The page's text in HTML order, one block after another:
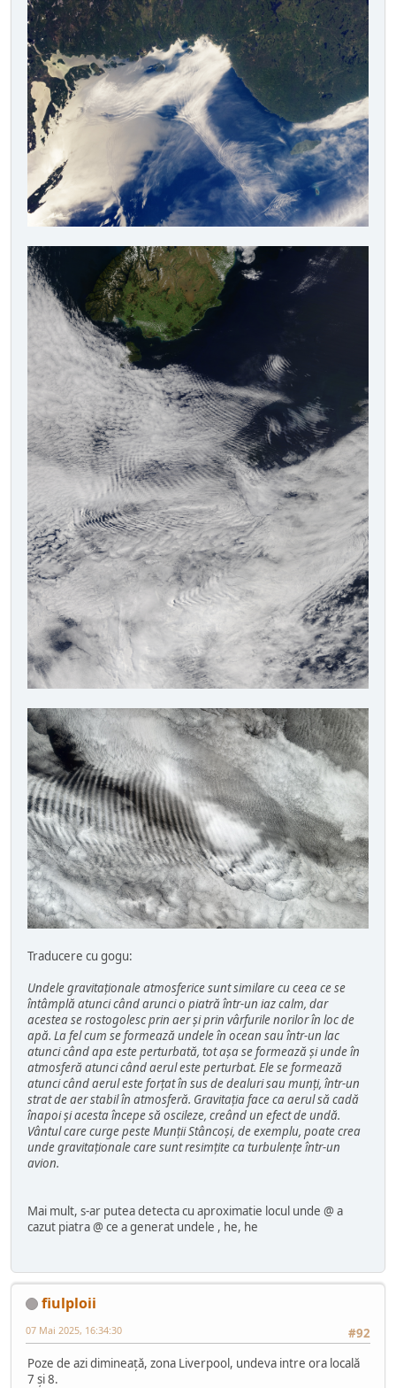
Traducere cu gogu:
Undele gravitaționale atmosferice sunt similare cu ceea ce se
întâmplă atunci când arunci o piatră într-un iaz calm, dar
acestea se rostogolesc prin aer și prin vârfurile norilor în loc de
apă. La fel cum se formează undele în ocean sau într-un lac
atunci când apa este perturbată, tot așa se formează și unde în
atmosferă atunci când aerul este perturbat. Ele se formează
atunci când aerul este forțat în sus de dealuri sau munți, într-un
strat de aer stabil în atmosferă. Gravitația face ca aerul să cadă
înapoi și acesta începe să oscileze, creând un efect de undă.
Vântul care curge peste Munții Stâncoși, de exemplu, poate crea
unde gravitaționale care sunt resimțite ca turbulențe într-un
avion.
Mai mult, s-ar putea detecta cu aproximatie locul unde @ a
cazut piatra @ ce a generat undele , he, he
fiulploii
#92
07 Mai 2025, 16:34:30
Poze de azi dimineață, zona Liverpool, undeva intre ora locală
7 și 8.